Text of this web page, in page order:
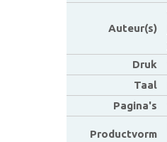
Auteur(s)
Druk
Taal
Pagina's
Productvorm